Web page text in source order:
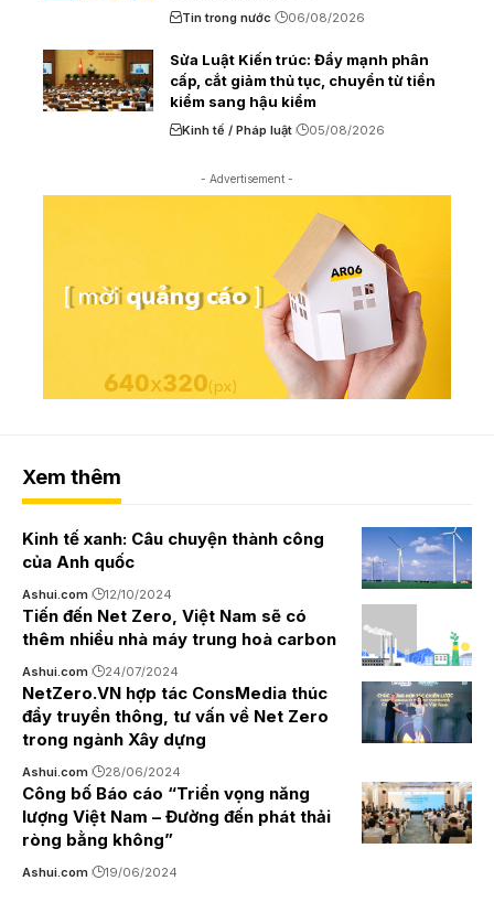
Tin trong nước 06/08/2026
Sửa Luật Kiến trúc: Đẩy mạnh phân
cấp, cắt giảm thủ tục, chuyển từ tiền
kiểm sang hậu kiểm
Kinh tế / Pháp luật 05/08/2026
- Advertisement -
Xem thêm
Kinh tế xanh: Câu chuyện thành công
của Anh quốc
Ashui.com 12/10/2024
Tiến đến Net Zero, Việt Nam sẽ có
thêm nhiều nhà máy trung hoà carbon
Ashui.com 24/07/2024
NetZero.VN hợp tác ConsMedia thúc
đẩy truyền thông, tư vấn về Net Zero
trong ngành Xây dựng
Ashui.com 28/06/2024
Công bố Báo cáo “Triển vọng năng
lượng Việt Nam – Đường đến phát thải
ròng bằng không”
Ashui.com 19/06/2024